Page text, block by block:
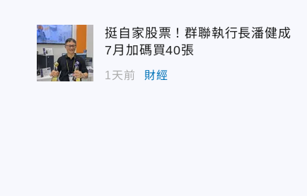
挺自家股票！群聯執行長潘健成
7月加碼買40張
1天前 財經